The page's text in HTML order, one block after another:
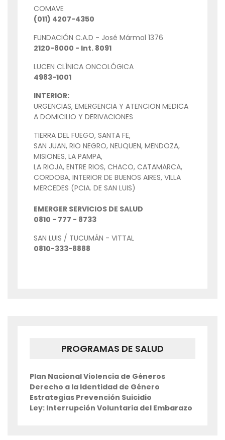
COMAVE
(011) 4207-4350
FUNDACIÓN C.A.D - José Mármol 1376
2120-8000 - Int. 8091
LUCEN CLÍNICA ONCOLÓGICA
4983-1001
INTERIOR:
URGENCIAS, EMERGENCIA Y ATENCION MEDICA
A DOMICILIO Y DERIVACIONES
TIERRA DEL FUEGO, SANTA FE,
SAN JUAN, RIO NEGRO, NEUQUEN, MENDOZA,
MISIONES, LA PAMPA,
LA RIOJA, ENTRE RIOS, CHACO, CATAMARCA,
CORDOBA, INTERIOR DE BUENOS AIRES, VILLA
MERCEDES (PCIA. DE SAN LUIS)
EMERGER SERVICIOS DE SALUD
0810 - 777 - 8733
SAN LUIS / TUCUMÁN - VITTAL
0810-333-8888
PROGRAMAS DE SALUD
Plan Nacional Violencia de Géneros
Derecho a la Identidad de Género
Estrategias Prevención Suicidio
Ley: Interrupción Voluntaria del Embarazo